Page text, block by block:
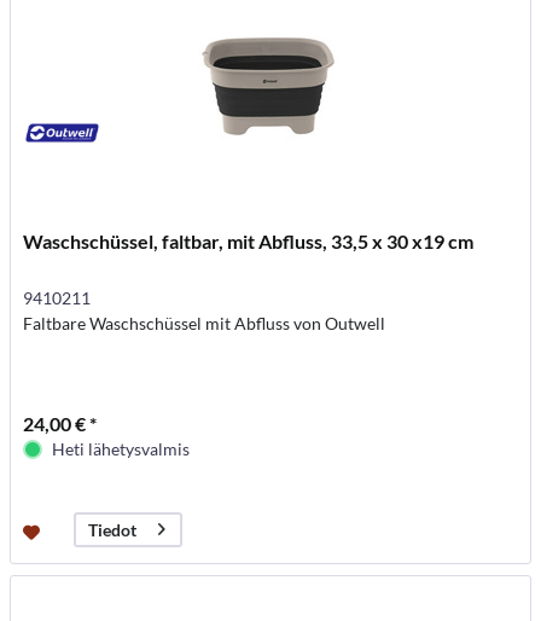
Waschschüssel, faltbar, mit Abfluss, 33,5 x 30 x19 cm
9410211
Faltbare Waschschüssel mit Abfluss von Outwell
24,00 € *
Heti lähetysvalmis
Tiedot